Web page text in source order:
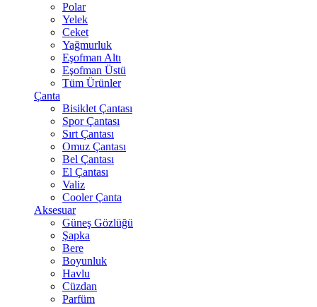
Polar
Yelek
Ceket
Yağmurluk
Eşofman Altı
Eşofman Üstü
Tüm Ürünler
Çanta
Bisiklet Çantası
Spor Çantası
Sırt Çantası
Omuz Çantası
Bel Çantası
El Çantası
Valiz
Cooler Çanta
Aksesuar
Güneş Gözlüğü
Şapka
Bere
Boyunluk
Havlu
Cüzdan
Parfüm